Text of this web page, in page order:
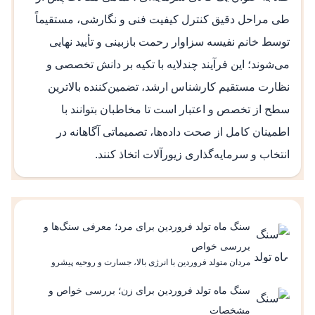
طی مراحل دقیق کنترل کیفیت فنی و نگارشی، مستقیماً
توسط خانم نفیسه سزاوار رحمت بازبینی و تأیید نهایی
می‌شوند؛ این فرآیند چندلایه‌ با تکیه بر دانش تخصصی و
نظارت مستقیم کارشناس ارشد، تضمین‌کننده بالاترین
سطح از تخصص و اعتبار است تا مخاطبان بتوانند با
اطمینان کامل از صحت داده‌ها، تصمیماتی آگاهانه در
انتخاب و سرمایه‌گذاری زیورآلات اتخاذ کنند.
سنگ ماه تولد فروردین برای مرد؛ معرفی سنگ‌ها و
بررسی خواص
مردان متولد فروردین با انرژی بالا، جسارت و روحیه پیشرو
نسبت داده می‌شود؛ سیاره‌ای که نماد قدرت، حرکت و تصمیم‌گیری
سنگ ماه تولد فروردین برای زن؛ بررسی خواص و
مشخصات